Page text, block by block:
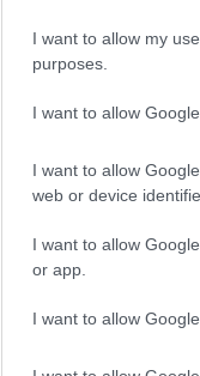
I want to allow my
purposes.
I want to allow
I want to allow
web or device
I want to allow
or app.
I want to allow